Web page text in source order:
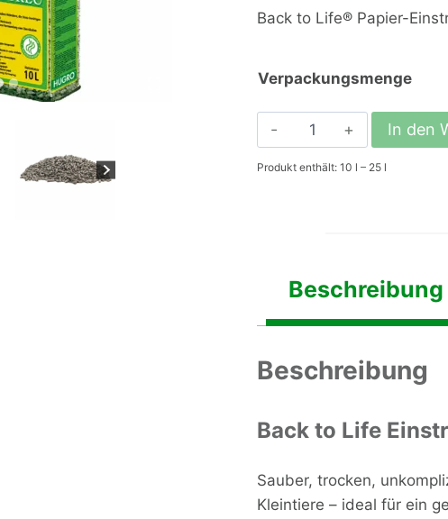
Back to Life® Papier-
Verpackungsmenge
Back
to
Life®
In den
Produkt enthält: 10 l – 25 l
Beschreibung
Beschreibung
Back to Life
Sauber, trocken,
Kleintiere – ideal für ein